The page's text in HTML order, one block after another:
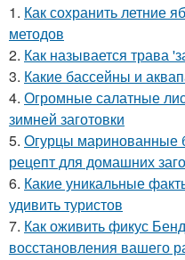
1. Как сохранить летние
методов
2. Как называется трава
3. Какие бассейны и
4. Огромные салатные
зимней заготовки
5. Огурцы маринованные
рецепт для домашних
6. Какие уникальные
удивить туристов
7. Как оживить фикус
восстановления вашего